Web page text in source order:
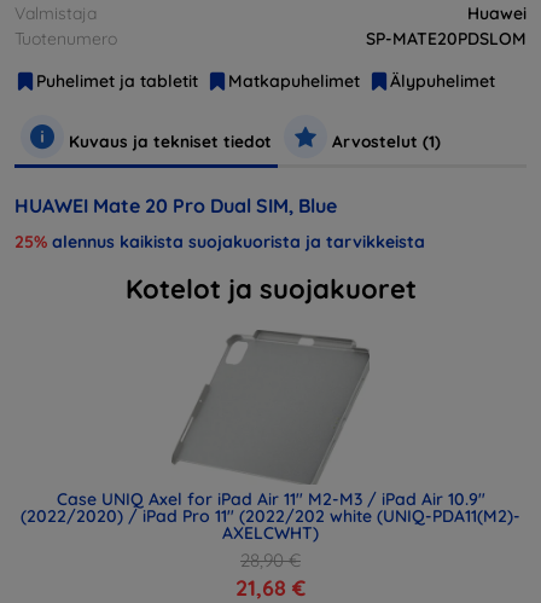
Valmistaja
Huawei
Tuotenumero
SP-MATE20PDSLOM
Puhelimet ja tabletit
Matkapuhelimet Älypuhelimet
Kuvaus ja tekniset tiedot Arvostelut (1)
HUAWEI Mate 20 Pro Dual SIM, Blue
25% alennus kaikista suojakuorista ja tarvikkeista
Kotelot ja suojakuoret
Case UNIQ Axel for iPad Air 11" M2-M3 / iPad Air 10.9"
(2022/2020) / iPad Pro 11" (2022/202 white (UNIQ-PDA11(M2)-
AXELCWHT)
28,90 €
21,68 €